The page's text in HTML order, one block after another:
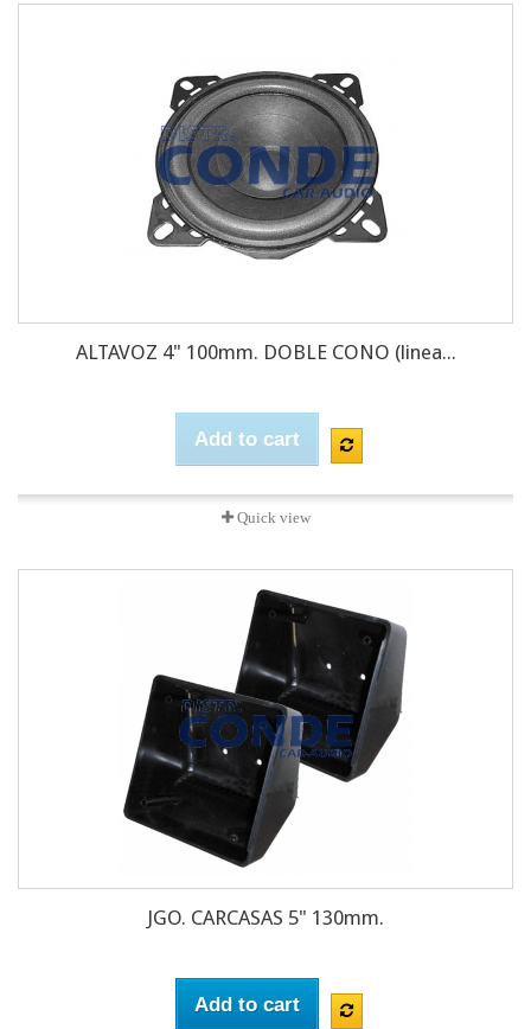
ALTAVOZ 4" 100mm. DOBLE CONO (linea...
Add to cart
Quick view
JGO. CARCASAS 5" 130mm.
Add to cart